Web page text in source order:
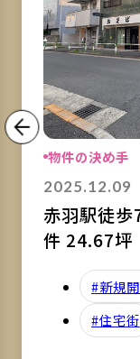
物件の決め手
2025.12.09
赤羽駅徒歩
件 24.67坪
#新規
#住宅街